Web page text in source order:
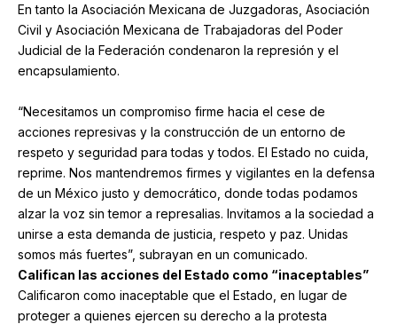
En tanto la Asociación Mexicana de Juzgadoras, Asociación
Civil y Asociación Mexicana de Trabajadoras del Poder
Judicial de la Federación condenaron la represión y el
encapsulamiento.
“Necesitamos un compromiso firme hacia el cese de
acciones represivas y la construcción de un entorno de
respeto y seguridad para todas y todos. El Estado no cuida,
reprime. Nos mantendremos firmes y vigilantes en la defensa
de un México justo y democrático, donde todas podamos
alzar la voz sin temor a represalias. Invitamos a la sociedad a
unirse a esta demanda de justicia, respeto y paz. Unidas
somos más fuertes”, subrayan en un comunicado.
Califican las acciones del Estado como “inaceptables”
Calificaron como inaceptable que el Estado, en lugar de
proteger a quienes ejercen su derecho a la protesta